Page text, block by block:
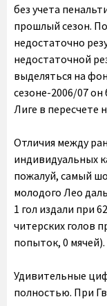
без учета
прошлый сезон.
недостаточно
недостаточной
выделяться на
сезоне-2006/07
Лиге в пересчете
Отличия между
индивидуальных
пожалуй, самый
молодого Лео
1 гол издали при
читерских голов
попыток, 0 мячей).
Удивительные
полностью. При